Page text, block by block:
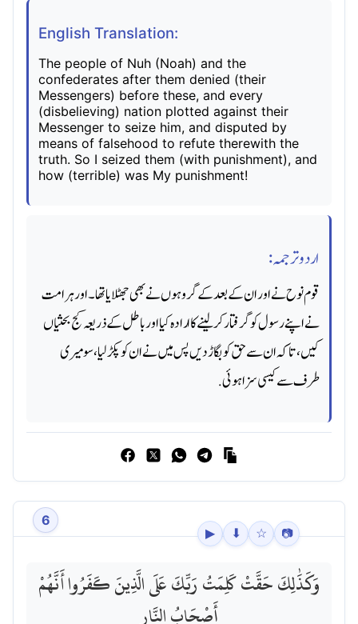
English Translation:
The people of Nuh (Noah) and the
confederates after them denied (their
Messengers) before these, and every
(disbelieving) nation plotted against their
Messenger to seize him, and disputed by
means of falsehood to refute therewith the
truth. So I seized them (with punishment), and
how (terrible) was My punishment!
اردو ترجمہ:
قوم نوح نے اور ان کے بعد کے گروہوں نے بھی جھٹلایا تھا۔ اور ہر امت
نے اپنے رسول کو گرفتار کر لینے کا اراده کیا اور باطل کے ذریعہ کج بحثیاں
کیں، تاکہ ان سے حق کو بگاڑ دیں پس میں نے ان کو پکڑ لیا، سو میری
طرف سے کیسی سزا ہوئی.
6
▶ ⬇ ☆ 📷
وَكَذَٰلِكَ حَقَّتْ كَلِمَتُ رَبِّكَ عَلَى الَّذِينَ كَفَرُوا أَنَّهُمْ
أَصْحَابُ النَّارِ